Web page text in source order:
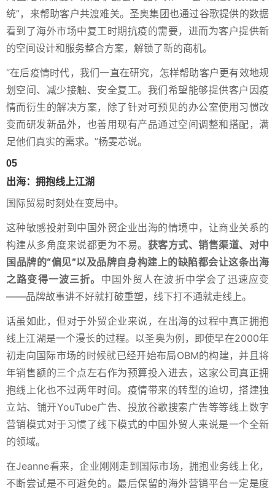
统”，来帮助客户共渡难关。圣奥集团也通过谷歌提供的数据
看到了海外市场中复工时期抗疫的需要，进而为客户提供新
的空间设计和服务整合方案，解锁了新的商机。
“在后疫情时代，我们一直在研究，怎样帮助客户更有效地规
划空间、减少接触、安全复工。我们希望能够提供客户因疫
情而衍生的解决方案，除了针对可预见的办公室使用习惯改
变而研发新品外，也善用现有产品通过空间调整和搭配，满
足他们真实的需求。”杨雯芯说。
05
出海：拥抱线上江湖
国际贸易时刻处在变局中。
这种敏感投射到中国外贸企业出海的情境中，让商业关系的
构建从多角度来说都更为不易。 获客方式、销售渠道、对中
国品牌的“偏见”以及品牌自身构建上的缺陷都会让这条出海
之路变得一波三折。 中国外贸人在波折中学会了迅速应变
——品牌故事讲不好就打破重塑，线下打不通就走线上。
话虽如此，但对于外贸企业来说，在出海的过程中真正拥抱
线上江湖是一个漫长的过程。以圣奥为例，即使早在2000年
初走向国际市场的时候就已经开始布局OBM的构建，并且将
年销售额的三个点左右作为预算投入进去，这家公司真正拥
抱线上化也不过两年时间。疫情带来的转型的迫切，搭建独
立站、铺开YouTube广告、投放谷歌搜索广告等等线上数字
营销模式对于习惯了线下模式的中国外贸人来说是一个全新
的领域。
在Jeanne看来，企业刚刚走到国际市场，拥抱业务线上化，
不断尝试是不可避免的。最后保留的海外营销平台一定是度